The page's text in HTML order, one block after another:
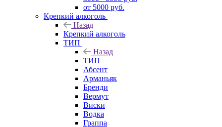
от 5000 руб.
Крепкий алкоголь
Назад
Крепкий алкоголь
ТИП
Назад
ТИП
Абсент
Арманьяк
Бренди
Вермут
Виски
Водка
Граппа